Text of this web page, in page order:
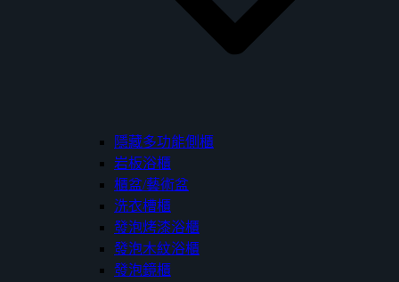
隱藏多功能側櫃
岩板浴櫃
櫃盆/藝術盆
洗衣槽櫃
發泡烤漆浴櫃
發泡木紋浴櫃
發泡鏡櫃